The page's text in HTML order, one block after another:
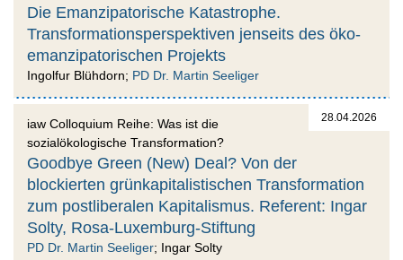
Die Emanzipatorische Katastrophe.
Transformationsperspektiven jenseits des öko-
emanzipatorischen Projekts
Ingolfur Blühdorn; PD Dr. Martin Seeliger
28.04.2026
iaw Colloquium Reihe: Was ist die
sozialökologische Transformation?
Goodbye Green (New) Deal? Von der
blockierten grünkapitalistischen Transformation
zum postliberalen Kapitalismus. Referent: Ingar
Solty, Rosa-Luxemburg-Stiftung
PD Dr. Martin Seeliger; Ingar Solty